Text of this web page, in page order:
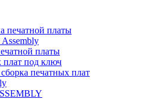
печатной платы
платы
плат под ключ
печатных плат